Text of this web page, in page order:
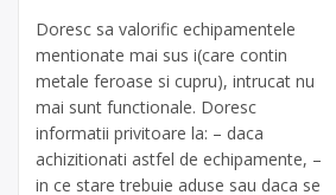
Doresc sa valorific echipamentele
mentionate mai sus i(care contin
metale feroase si cupru), intrucat nu
mai sunt functionale. Doresc
informatii privitoare la: – daca
achizitionati astfel de echipamente, –
in ce stare trebuie aduse sau daca se